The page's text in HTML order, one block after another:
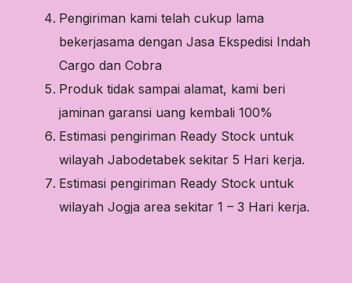
Pengiriman kami telah cukup lama
bekerjasama dengan Jasa Ekspedisi Indah
Cargo dan Cobra
Produk tidak sampai alamat, kami beri
jaminan garansi uang kembali 100%
Estimasi pengiriman Ready Stock untuk
wilayah Jabodetabek sekitar 5 Hari kerja.
Estimasi pengiriman Ready Stock untuk
wilayah Jogja area sekitar 1 – 3 Hari kerja.